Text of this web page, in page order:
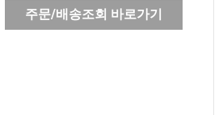
주문/배송조회 바로가기